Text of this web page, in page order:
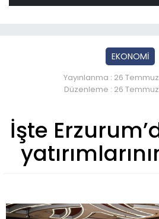
EKONOMİ
Yayınlanma : 26
Düzenleme : 26
İşte